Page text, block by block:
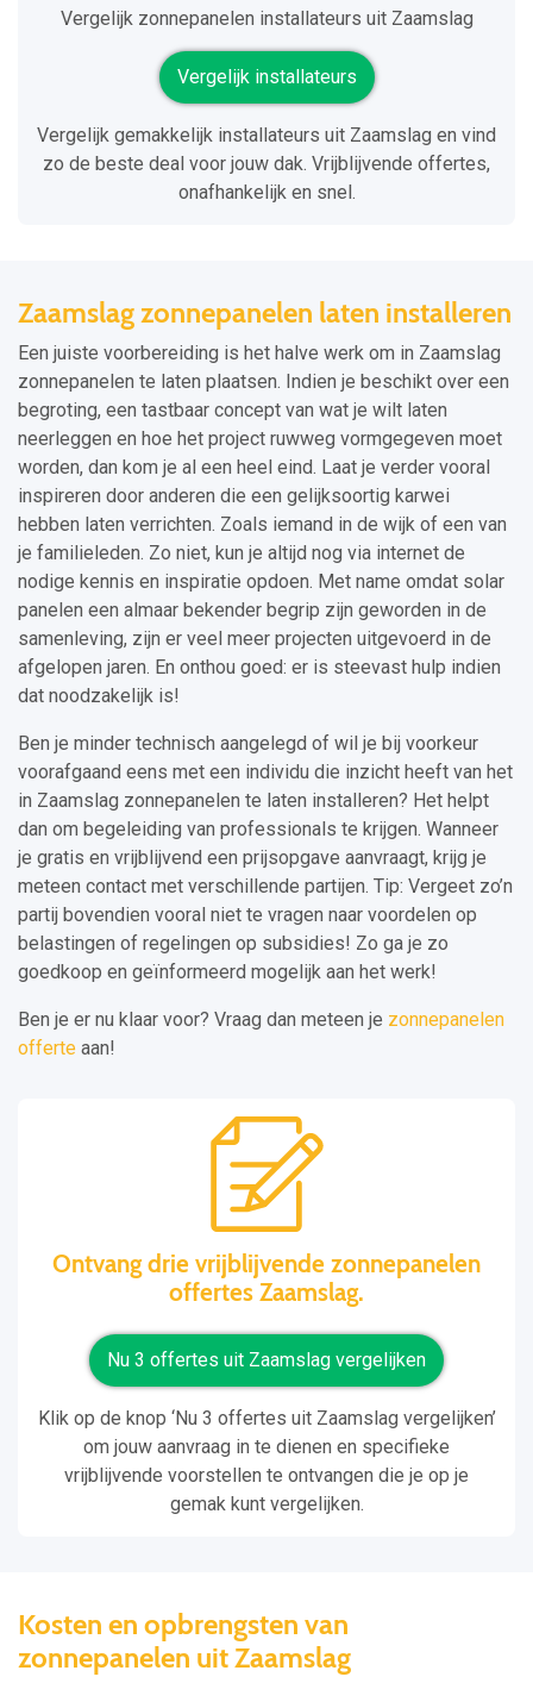
Vergelijk zonnepanelen installateurs uit Zaamslag
Vergelijk installateurs
Vergelijk gemakkelijk installateurs uit Zaamslag en vind
zo de beste deal voor jouw dak. Vrijblijvende offertes,
onafhankelijk en snel.
Zaamslag zonnepanelen laten installeren
Een juiste voorbereiding is het halve werk om in Zaamslag
zonnepanelen te laten plaatsen. Indien je beschikt over een
begroting, een tastbaar concept van wat je wilt laten
neerleggen en hoe het project ruwweg vormgegeven moet
worden, dan kom je al een heel eind. Laat je verder vooral
inspireren door anderen die een gelijksoortig karwei
hebben laten verrichten. Zoals iemand in de wijk of een van
je familieleden. Zo niet, kun je altijd nog via internet de
nodige kennis en inspiratie opdoen. Met name omdat solar
panelen een almaar bekender begrip zijn geworden in de
samenleving, zijn er veel meer projecten uitgevoerd in de
afgelopen jaren. En onthou goed: er is steevast hulp indien
dat noodzakelijk is!
Ben je minder technisch aangelegd of wil je bij voorkeur
voorafgaand eens met een individu die inzicht heeft van het
in Zaamslag zonnepanelen te laten installeren? Het helpt
dan om begeleiding van professionals te krijgen. Wanneer
je gratis en vrijblijvend een prijsopgave aanvraagt, krijg je
meteen contact met verschillende partijen. Tip: Vergeet zo’n
partij bovendien vooral niet te vragen naar voordelen op
belastingen of regelingen op subsidies! Zo ga je zo
goedkoop en geïnformeerd mogelijk aan het werk!
Ben je er nu klaar voor? Vraag dan meteen je zonnepanelen
offerte aan!
Ontvang drie vrijblijvende zonnepanelen
offertes Zaamslag.
Nu 3 offertes uit Zaamslag vergelijken
Klik op de knop ‘Nu 3 offertes uit Zaamslag vergelijken’
om jouw aanvraag in te dienen en specifieke
vrijblijvende voorstellen te ontvangen die je op je
gemak kunt vergelijken.
Kosten en opbrengsten van
zonnepanelen uit Zaamslag